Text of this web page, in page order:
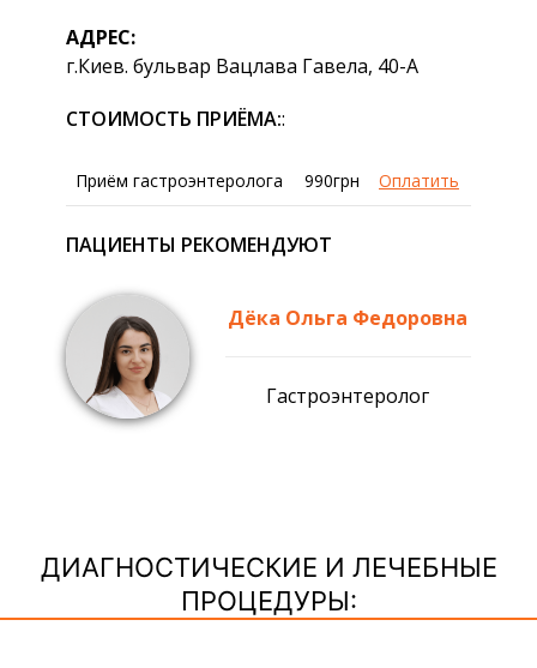
АДРЕС:
г.Киев. бульвар Вацлава Гавела, 40-А
СТОИМОСТЬ ПРИЁМА::
Приём гастроэнтеролога 990грн Оплатить
ПАЦИЕНТЫ РЕКОМЕНДУЮТ
Дёка Ольга Федоровна
Гастроэнтеролог
ДИАГНОСТИЧЕСКИЕ И ЛЕЧЕБНЫЕ
ПРОЦЕДУРЫ: